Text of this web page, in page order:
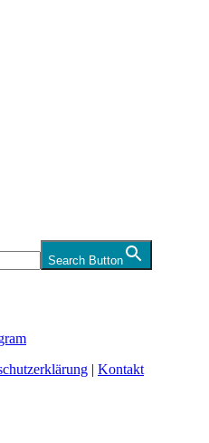
Search Button
| Kontakt